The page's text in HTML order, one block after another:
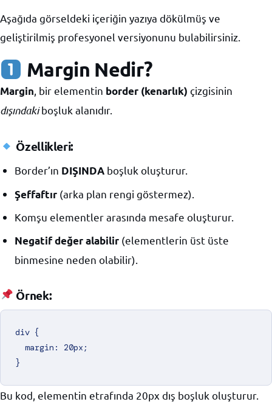
Aşağıda görseldeki içeriğin yazıya dökülmüş ve
geliştirilmiş profesyonel versiyonunu bulabilirsiniz.
Margin Nedir?
Margin, bir elementin border (kenarlık) çizgisinin
dışındakiboşluk alanıdır.
Özellikleri:
Border’ın DIŞINDA boşluk oluşturur.
Şeffaftır (arka plan rengi göstermez).
Komşu elementler arasında mesafe oluşturur.
Negatif değer alabilir (elementlerin üst üste
binmesine neden olabilir).
Örnek:
div {
Bu kod, elementin etrafında 20px dış boşluk oluşturur.